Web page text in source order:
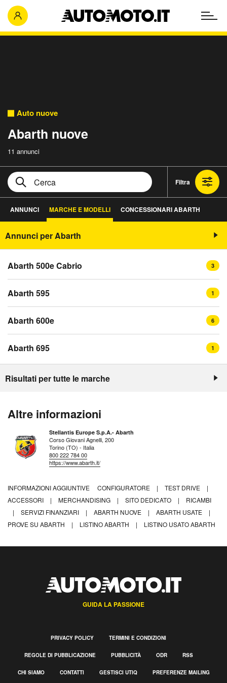
Auto nuove
Abarth nuove
11 annunci
Filtra
ANNUNCI MARCHE E MODELLI CONCESSIONARI ABARTH
Annunci per Abarth
Abarth 500e Cabrio 3
Abarth 595 1
Abarth 600e 6
Abarth 695 1
Risultati per tutte le marche
Altre informazioni
Stellantis Europe S.p.A.- Abarth
Corso Giovani Agnelli, 200
Torino (TO) - Italia
800 222 784 00
https://www.abarth.it/
INFORMAZIONI AGGIUNTIVE CONFIGURATORE | TEST DRIVE
|
ACCESSORI
| MERCHANDISING | SITO DEDICATO |
RICAMBI
|
SERVIZI FINANZIARI | ABARTH NUOVE | ABARTH USATE
|
PROVE SU ABARTH
| LISTINO ABARTH | LISTINO USATO ABARTH
GUIDA LA PASSIONE
PRIVACY POLICY TERMINI E CONDIZIONI
REGOLE DI PUBBLICAZIONE PUBBLICITÀ ODR RSS
CHI SIAMO CONTATTI GESTISCI UTIQ PREFERENZE MAILING